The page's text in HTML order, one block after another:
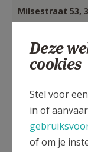
Milsestraat 53,
Deze
cookies
Stel voor
in of
of om je